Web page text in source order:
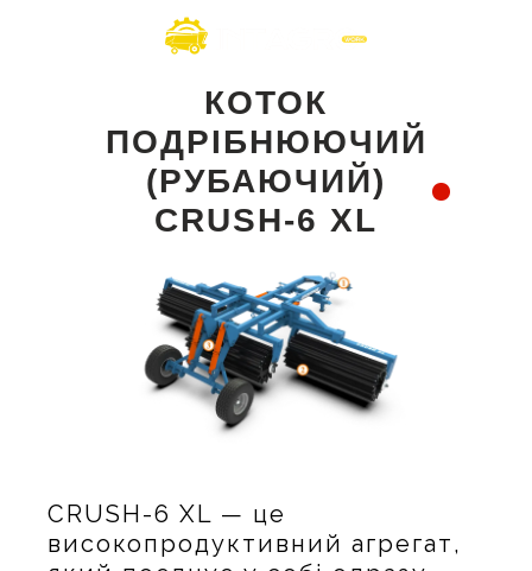
КОТОК
ПОДРІБНЮЮЧИЙ
(РУБАЮЧИЙ)
CRUSH-6 XL
CRUSH-6 XL — це
високопродуктивний агрегат,